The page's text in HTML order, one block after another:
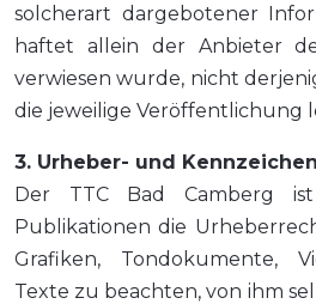
solcherart dargebotener
haftet allein der Anbieter
verwiesen wurde, nicht
die jeweilige Veröffentlichung
3. Urheber- und
Der TTC Bad Camberg
Publikationen die
Grafiken, Tondokumente,
Texte zu beachten, von ihm